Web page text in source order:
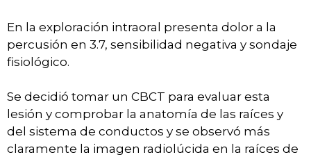
En la exploración intraoral presenta dolor a la
percusión en 3.7, sensibilidad negativa y sondaje
fisiológico.
Se decidió tomar un CBCT para evaluar esta
lesión y comprobar la anatomía de las raíces y
del sistema de conductos y se observó más
claramente la imagen radiolúcida en la raíces de